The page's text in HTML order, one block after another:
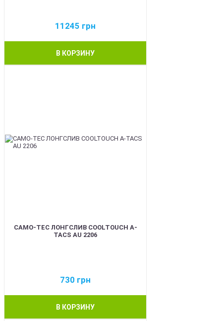
11245 грн
В КОРЗИНУ
CAMO-TEC ЛОНГСЛИВ COOLTOUCH A-
TACS AU 2206
730 грн
В КОРЗИНУ